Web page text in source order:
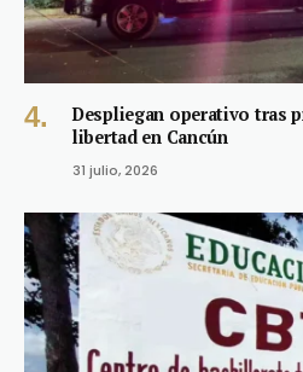
Despliegan operativo tras
libertad en Cancún
31 julio, 2026